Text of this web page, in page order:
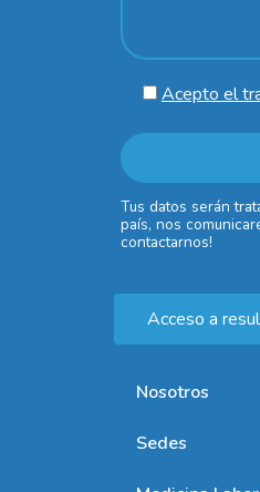
Acepto el
Tus datos serán
país, nos
contactarnos!
Acceso a
Nosotros
Sedes